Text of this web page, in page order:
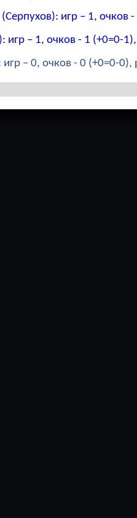
игр – 1, очков
игр – 1, очков - 1 (+0=0-
игр – 0, очков - 0 (+0=0-